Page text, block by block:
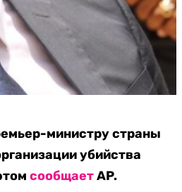
министру страны
убийства
сообщаетAP.